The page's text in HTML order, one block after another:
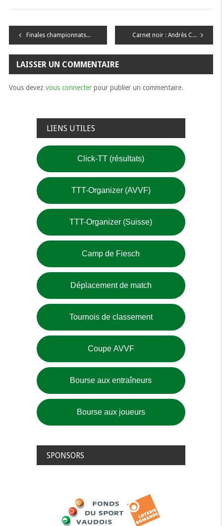
Navigation
de
l’article
Finales championnats Elite Carnet noir : Andrès Costa
LAISSER UN COMMENTAIRE
Vous devez vous connecterpour publier un commentaire.
LIENS UTILES
Click-TT (résultats)
TTT-Organizer (AVVF)
TTT-Organizer (Suisse)
Camp de Fiesch
Déplacement de match
Tournois de classement
Coupe AVVF
Bourse aux entraîneurs
Bourse aux joueurs
SPONSORS